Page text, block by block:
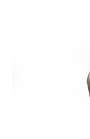
3D – 4D – 5D
Masaj
Özellikleri